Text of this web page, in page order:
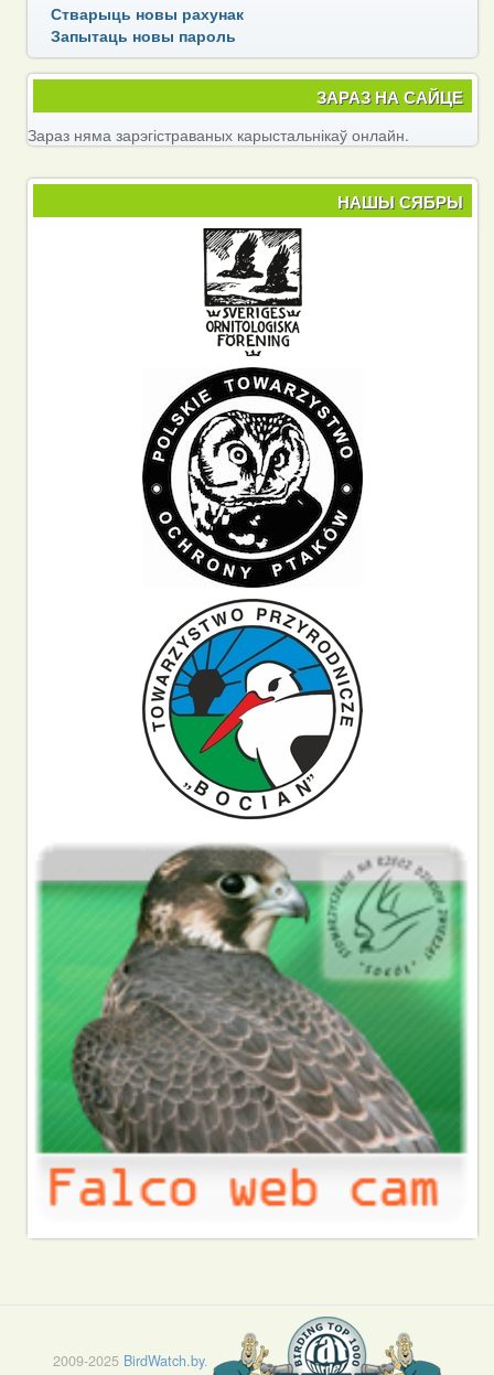
Стварыць новы рахунак
Запытаць новы пароль
ЗАРАЗ НА САЙЦЕ
Зараз няма зарэгістраваных карыстальнікаў онлайн.
НАШЫ СЯБРЫ
2009-2025 BirdWatch.by.